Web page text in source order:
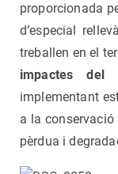
proporcionada
d’especial
treballen en el
impactes del
implementant
a la
pèrdua i